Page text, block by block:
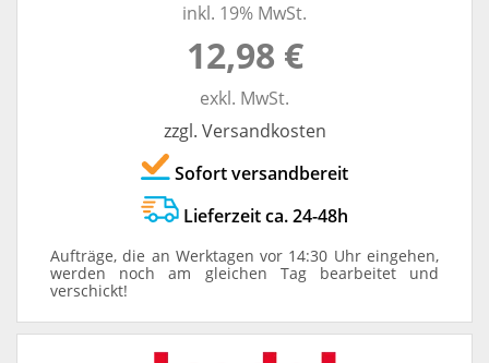
inkl. 19% MwSt.
12,98 €
exkl. MwSt.
zzgl. Versandkosten
Sofort versandbereit
Lieferzeit ca. 24-48h
Aufträge, die an Werktagen vor 14:30 Uhr eingehen,
werden noch am gleichen Tag bearbeitet und
verschickt!